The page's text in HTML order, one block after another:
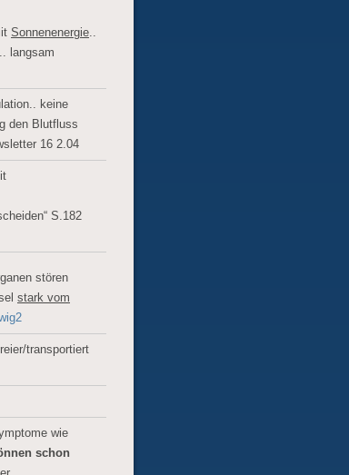
Sonnenenergie..
langsam
keine
den Blutfluss
16 2.04
S.182
stören
stark vom
transportiert
wie
schon